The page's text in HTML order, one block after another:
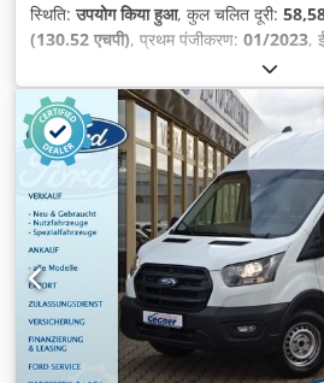
स्थिति:उपयोग किया हुआ, कुल चलित दूरी:
(130.52 एचपी), प्रथम पंजीकरण: 01/2023,
, गियरिंग प्रकार:
निर्माण वर्ष:2022, उपकरण:इलेक्ट्रॉनिक
एयर कंडीशनिंग, कालिख फिल्टर, केंद्रीय लॉकिंग